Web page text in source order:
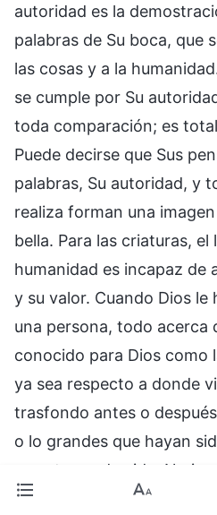
autoridad es la
palabras de Su boca, que
las cosas y a la
se cumple por Su
toda comparación; es
Puede decirse que Sus
palabras, Su autoridad, y
realiza forman una
bella. Para las criaturas, el
humanidad es incapaz de
y su valor. Cuando Dios le
una persona, todo acerca
conocido para Dios como
ya sea respecto a donde
trasfondo antes o
o lo grandes que hayan
su entorno de vida. No
pase desde que Dios